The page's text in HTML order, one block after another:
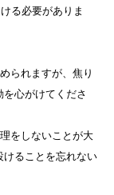
る必要がありま
られますが、焦り
心がけてくださ
をしないことが大
ることを忘れない